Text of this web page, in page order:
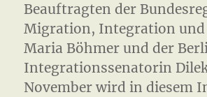
Beauftragten der
Migration, Integration
Maria Böhmer und der
Integrationssenatorin
November wird in diesem